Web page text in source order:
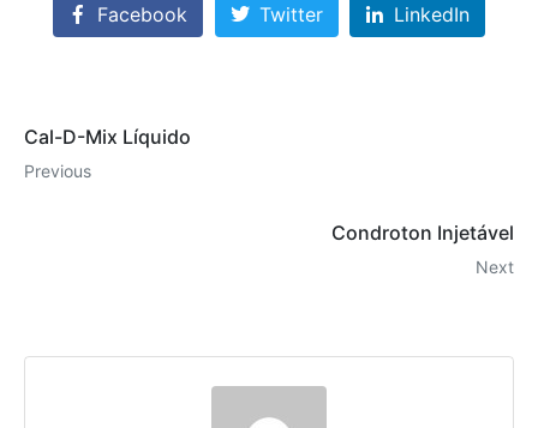
Facebook Twitter LinkedIn
Cal-D-Mix Líquido
Previous
Condroton Injetável
Next